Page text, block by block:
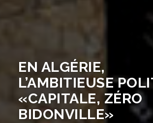
EN ALGÉRIE,
L’AMBITIEUSE
«CAPITALE, ZÉRO
BIDONVILLE»